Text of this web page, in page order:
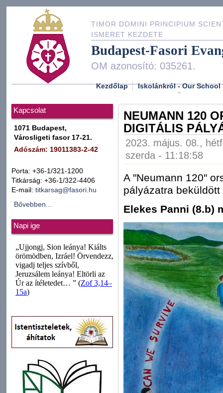
TIMOR DOMINI PRINCIPIUM
ISMERET KEZDETE
Budapest-Fasori
OM azonosító: 035261.
Kezdőlap Iskolánkról - Our School
Kapcsolat
1071 Budapest,
Városligeti fasor 17-21.
Adószám: 19011383-2-42
Porta: +36-1/321-1200
Titkárság: +36-1/322-4406
E-mail: titkarsag@fasori.hu
Bővebben...
Napi ige
NEUMANN 120
DIGITÁLIS
2023. május. 08.,
szerda - 11:18:58
A "Neumann 120"
pályázatra
Elekes Panni (8.b)